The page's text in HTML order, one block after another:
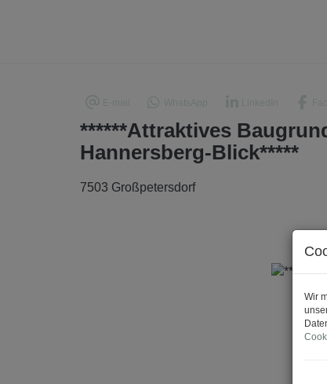
******Attraktives
Hannersberg-Blick*****
7503 Großpetersdorf
Wir